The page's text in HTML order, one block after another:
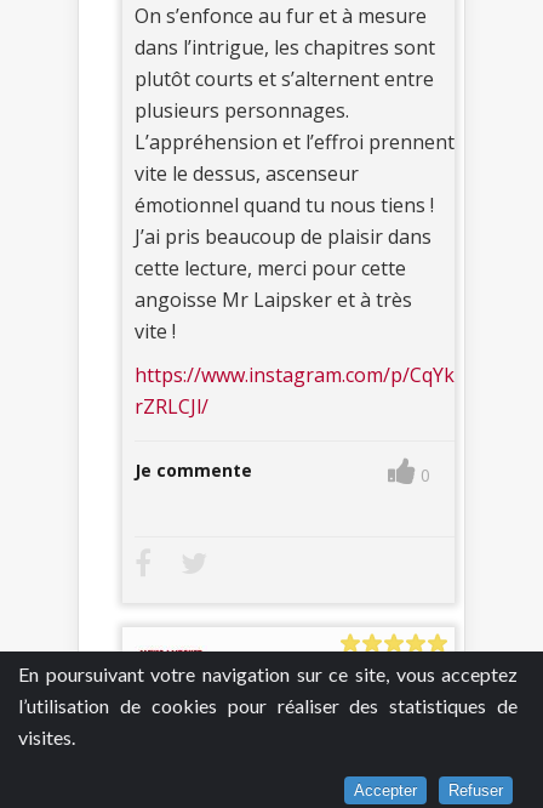
En poursuivant votre navigation sur ce site, vous acceptez
l’utilisation de cookies pour réaliser des statistiques de
visites.
Accepter Refuser
On s’enfonce au fur et à mesure
dans l’intrigue, les chapitres sont
plutôt courts et s’alternent entre
plusieurs personnages.
L’appréhension et l’effroi prennent
vite le dessus, ascenseur
émotionnel quand tu nous tiens !
J’ai pris beaucoup de plaisir dans
cette lecture, merci pour cette
angoisse Mr Laipsker et à très
vite !
https://www.instagram.com/p/CqYk
rZRLCJl/
Je commente 0
2 février 2024